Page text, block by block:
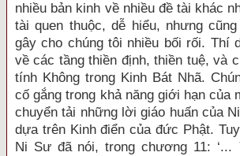
nhiều bản kinh về nhiều đề tài khác
tài quen thuộc, dễ hiểu, nhưng
gây cho chúng tôi nhiều bối rối. Thí
về các tầng thiền định, thiền tuệ, và
tính Không trong Kinh Bát Nhã.
cố gắng trong khả năng giới hạn của
chuyển tải những lời giáo huấn của
dựa trên Kinh điển của đức Phật.
Ni Sư đã nói, trong chương 11: ‘...